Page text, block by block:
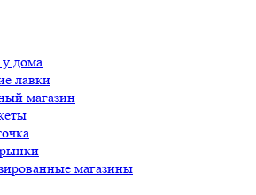
дома
лавки
магазин
магазины